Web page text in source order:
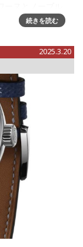
立系ブランドが
続きを読む
2025.3.20